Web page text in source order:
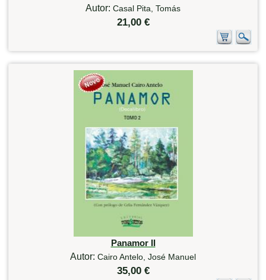
Autor: Casal Pita, Tomás
21,00 €
Panamor II
Autor: Cairo Antelo, José Manuel
35,00 €